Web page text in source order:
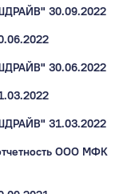
30.09.2022
30.06.2022
31.03.2022
ООО МФК